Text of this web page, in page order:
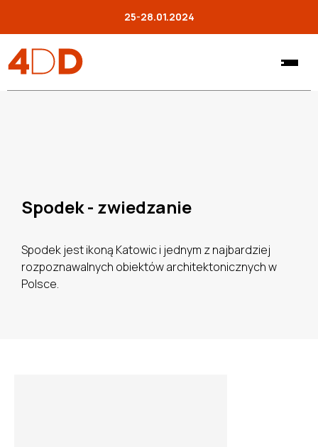
25-28.01.2024
Spodek - zwiedzanie
Spodek jest ikoną Katowic i jednym z najbardziej
rozpoznawalnych obiektów architektonicznych w
Polsce.